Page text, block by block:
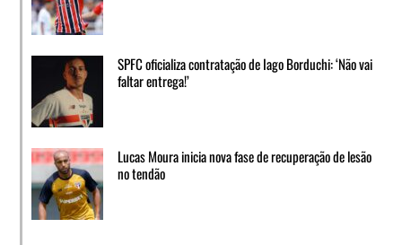
SPFC oficializa contratação de Iago Borduchi: ‘Não vai
faltar entrega!’
Lucas Moura inicia nova fase de recuperação de lesão
no tendão